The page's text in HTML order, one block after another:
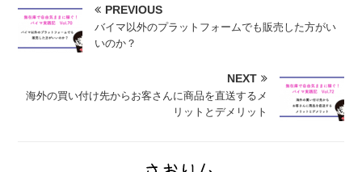
PREVIOUS
バイマ以外のプラットフォームでも販売した方がい
いのか？
NEXT
海外の買い付け先からお客さんに商品を直送するメ
リットとデメリット